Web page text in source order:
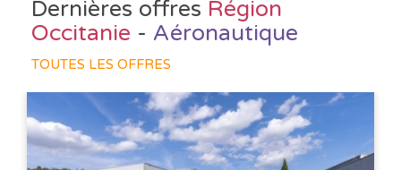
Dernières offres Région
Occitanie - Aéronautique
TOUTES LES OFFRES